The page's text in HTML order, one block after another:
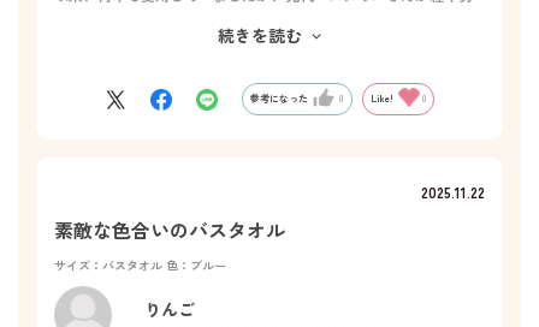
先代に似たバスタオルで、使用してまだ数日ですが、やっぱり素
続きを読む
参考になった 0 Like! 0
2025.11.22
素敵な色合いのバスタオル
サイズ：バスタオル 色：ブルー
りんご